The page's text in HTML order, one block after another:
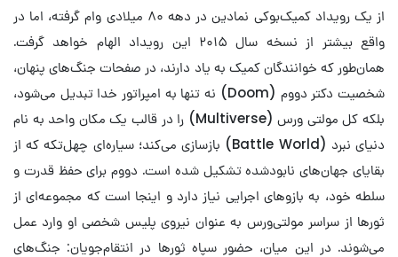
از یک رویداد کمیک‌بوکی نمادین در دهه ۸۰ میلادی وام گرفته، اما در
واقع بیشتر از نسخه سال ۲۰۱۵ این رویداد الهام خواهد گرفت.
همان‌طور که خوانندگان کمیک به یاد دارند، در صفحات جنگ‌های پنهان،
شخصیت دکتر دووم (Doom) نه تنها به امپراتور خدا تبدیل می‌شود،
بلکه کل مولتی ورس (Multiverse) را در قالب یک مکان واحد به نام
دنیای نبرد (Battle World) بازسازی می‌کند؛ سیاره‌ای چهل‌تکه که از
بقایای جهان‌های نابودشده تشکیل شده است. دووم برای حفظ قدرت و
سلطه خود، به بازوهای اجرایی نیاز دارد و اینجا است که مجموعه‌ای از
ثورها از سراسر مولتی‌ورس به عنوان نیروی پلیس شخصی او وارد عمل
می‌شوند. در این میان، حضور سپاه ثورها در انتقام‌جویان: جنگ‌های